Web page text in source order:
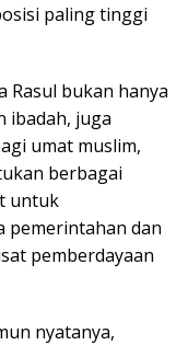
paling tinggi
Rasul bukan hanya
ibadah, juga
umat muslim,
berbagai
untuk
pemerintahan dan
pemberdayaan
nyatanya,